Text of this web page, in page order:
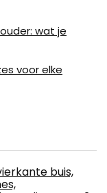
wat je
voor elke
buis,